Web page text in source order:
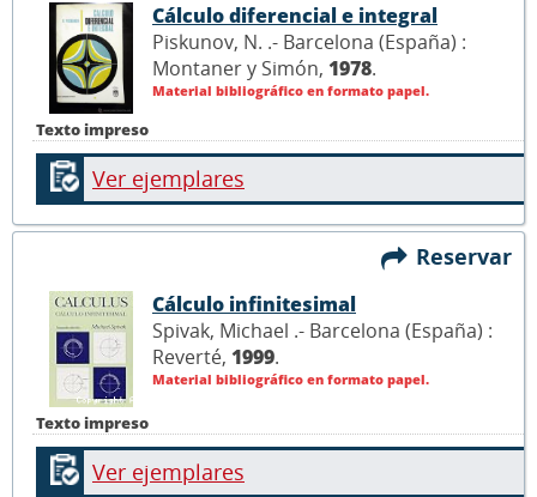
Texto impreso
Cálculo diferencial e integral
Piskunov, N. .- Barcelona (España) :
Montaner y Simón, 1978.
Material bibliográfico en formato papel.
Ver ejemplares
Reservar
Texto impreso
Cálculo infinitesimal
Spivak, Michael .- Barcelona (España) :
Reverté, 1999.
Material bibliográfico en formato papel.
Ver ejemplares